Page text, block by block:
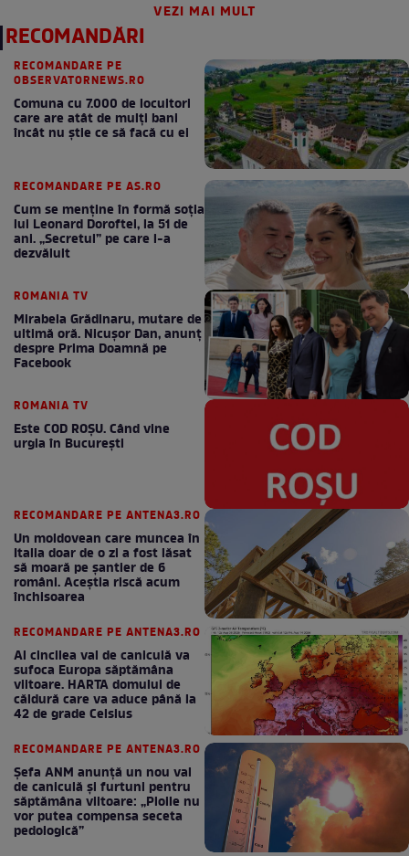
VEZI MAI MULT
RECOMANDĂRI
RECOMANDARE PE
OBSERVATORNEWS.RO
Comuna cu 7.000 de locuitori
care are atât de mulți bani
încât nu știe ce să facă cu ei
RECOMANDARE PE AS.RO
Cum se menţine în formă soţia
lui Leonard Doroftei, la 51 de
ani. „Secretul” pe care l-a
dezvăluit
ROMANIA TV
Mirabela Grădinaru, mutare de
ultimă oră. Nicuşor Dan, anunţ
despre Prima Doamnă pe
Facebook
ROMANIA TV
Este COD ROŞU. Când vine
urgia în Bucureşti
RECOMANDARE PE ANTENA3.RO
Un moldovean care muncea în
Italia doar de o zi a fost lăsat
să moară pe şantier de 6
români. Aceștia riscă acum
închisoarea
RECOMANDARE PE ANTENA3.RO
Al cincilea val de caniculă va
sufoca Europa săptămâna
viitoare. HARTA domului de
căldură care va aduce până la
42 de grade Celsius
RECOMANDARE PE ANTENA3.RO
Șefa ANM anunță un nou val
de caniculă și furtuni pentru
săptămâna viitoare: „Ploile nu
vor putea compensa seceta
pedologică”